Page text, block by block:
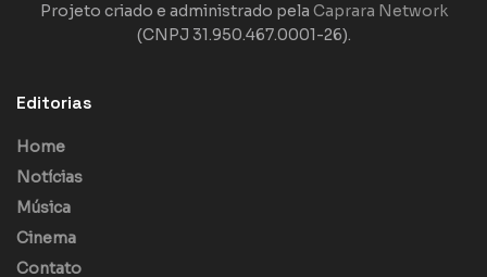
Projeto criado e administrado pela Caprara Network
(CNPJ 31.950.467.0001-26).
Editorias
Home
Notícias
Música
Cinema
Contato